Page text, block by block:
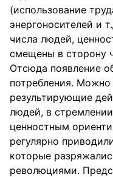
(использование
энергоносителей и
числа людей,
смещены в сторону
Отсюда появление
потребления. Можно
результирующие
людей, в
ценностным
регулярно
которые
революциями.